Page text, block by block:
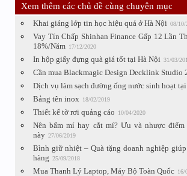
Xem thêm các chủ đề cùng chuyên mục
Khai giảng lớp tin học hiệu quả ở Hà Nội 08/10/
Vay Tín Chấp Shinhan Finance Gấp 12 Lần
18%/Năm 17/12/2020
In hộp giấy đựng quà giá tốt tại Hà Nội 31/03/
Cần mua Blackmagic Design Decklink Studio
Dịch vụ làm sạch đường ống nước sinh hoạt
Bảng tên inox 18/02/2019
Thiết kế tờ rơi quảng cáo 10/04/2020
Nên bấm mí hay cắt mí? Ưu và nhược điểm
này 27/06/2019
Bình giữ nhiệt – Quà tặng doanh nghiệp
hàng 25/09/2018
Mua Thanh Lý Laptop, Máy Bộ Toàn Quốc 16/